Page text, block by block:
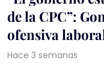
de la CPC”:
ofensiva
Hace 3 semanas